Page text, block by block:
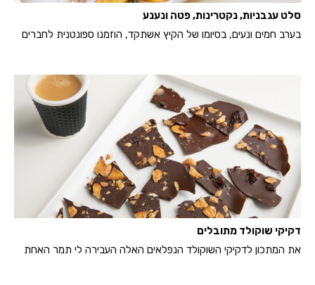
סלט עגבניות, נקטרינות, פטה ונענע
בערב חמים ונעים, בסיומו של הקיץ אשתקד, הוזמנו ספונטנית לחברים
דקיקי שוקולד מתובלים
את המתכון לדקיקי השוקולד הנפלאים האלה העבירה לי תמר האחת